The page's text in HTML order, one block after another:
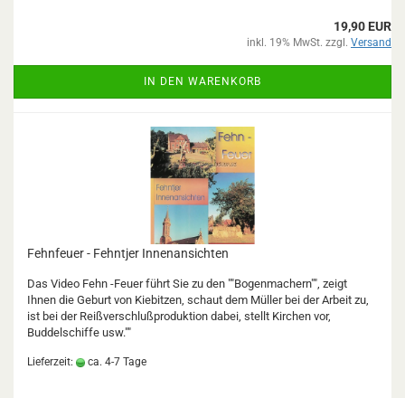
19,90 EUR
inkl. 19% MwSt. zzgl. Versand
IN DEN WARENKORB
Fehnfeuer - Fehntjer Innenansichten
Das Video Fehn -Feuer führt Sie zu den ""Bogenmachern"", zeigt
Ihnen die Geburt von Kiebitzen, schaut dem Müller bei der Arbeit zu,
ist bei der Reißverschlußproduktion dabei, stellt Kirchen vor,
Buddelschiffe usw.""
Lieferzeit: ca. 4-7 Tage